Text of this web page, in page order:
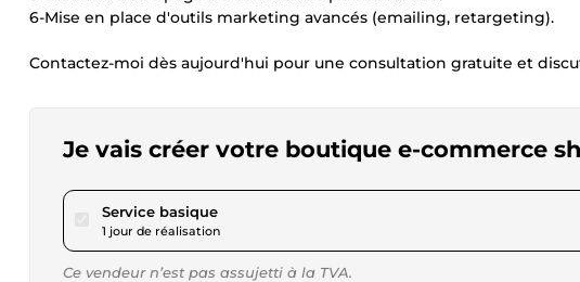
6-Mise en place d'outils marketing avancés (emailing, retargeting).
Contactez-moi dès aujourd'hui pour une consultation gratuite et
Je vais créer votre boutique e-commerce
Service basiquepour 173,12 $US
1 jour de réalisation
Ce vendeur n’est pas assujetti à la TVA.